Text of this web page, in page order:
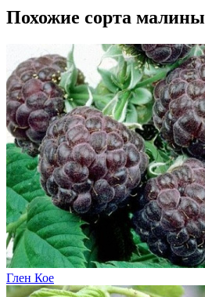
Похожие сорта малины
Глен Кое